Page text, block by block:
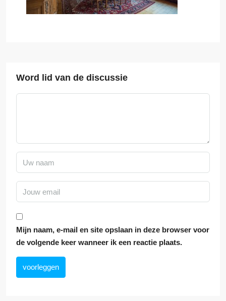
Word lid van de discussie
Mijn naam, e-mail en site opslaan in deze browser voor
de volgende keer wanneer ik een reactie plaats.
voorleggen